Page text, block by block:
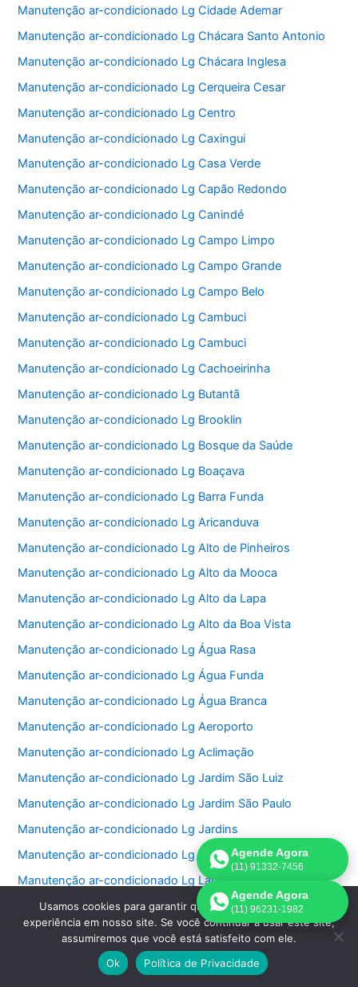
Manutenção ar-condicionado Lg Cidade Ademar
Manutenção ar-condicionado Lg Chácara Santo Antonio
Manutenção ar-condicionado Lg Chácara Inglesa
Manutenção ar-condicionado Lg Cerqueira Cesar
Manutenção ar-condicionado Lg Centro
Manutenção ar-condicionado Lg Caxingui
Manutenção ar-condicionado Lg Casa Verde
Manutenção ar-condicionado Lg Capão Redondo
Manutenção ar-condicionado Lg Canindé
Manutenção ar-condicionado Lg Campo Limpo
Manutenção ar-condicionado Lg Campo Grande
Manutenção ar-condicionado Lg Campo Belo
Manutenção ar-condicionado Lg Cambuci
Manutenção ar-condicionado Lg Cambuci
Manutenção ar-condicionado Lg Cachoeirinha
Manutenção ar-condicionado Lg Butantã
Manutenção ar-condicionado Lg Brooklin
Manutenção ar-condicionado Lg Bosque da Saúde
Manutenção ar-condicionado Lg Boaçava
Manutenção ar-condicionado Lg Barra Funda
Manutenção ar-condicionado Lg Aricanduva
Manutenção ar-condicionado Lg Alto de Pinheiros
Manutenção ar-condicionado Lg Alto da Mooca
Manutenção ar-condicionado Lg Alto da Lapa
Manutenção ar-condicionado Lg Alto da Boa Vista
Manutenção ar-condicionado Lg Água Rasa
Manutenção ar-condicionado Lg Água Funda
Manutenção ar-condicionado Lg Água Branca
Manutenção ar-condicionado Lg Aeroporto
Manutenção ar-condicionado Lg Aclimação
Manutenção ar-condicionado Lg Jardim São Luiz
Manutenção ar-condicionado Lg Jardim São Paulo
Manutenção ar-condicionado Lg Jardins
Manutenção ar-condicionado Lg Jockey Club
Manutenção ar-condicionado Lg Lapa
Manutenção ar-condicionado Lg Lauzane Paulista
Manutenção ar-condicionado Lg Liberdade
Manutenção ar-condicionado Lg Limão
Agende Agora
(11) 91332-7456
Agende Agora
(11) 96231-1982
Usamos cookies para garantir que oferecemos a melhor
experiência em nosso site. Se você continuar a usar este site,
assumiremos que você está satisfeito com ele.
Ok
Política de Privacidade